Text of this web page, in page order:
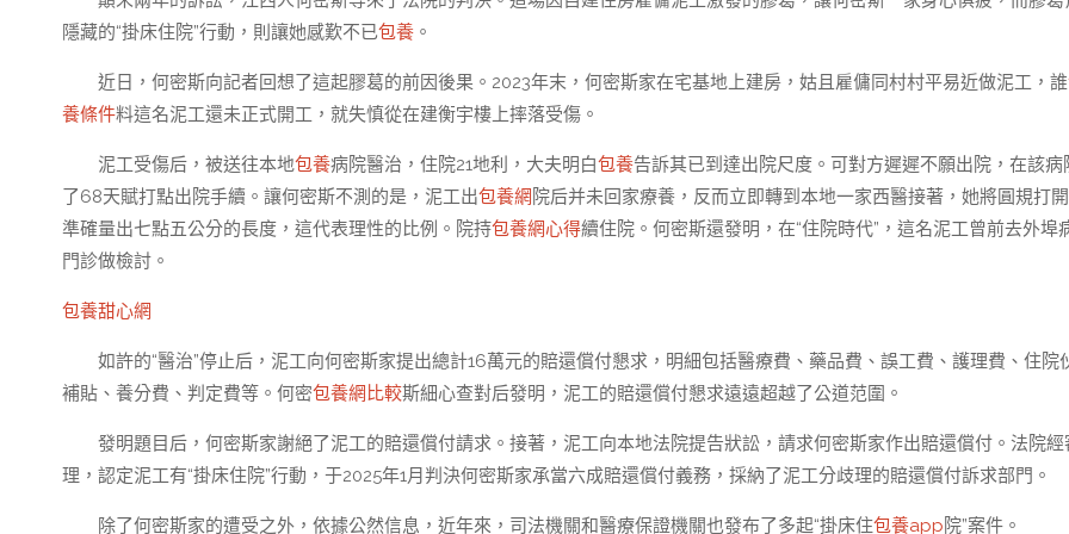
隱藏的“掛床住院”行動，則讓她感歎不已包養 。
近日，何密斯向記者回想了這起膠葛的前因後果。2023年末，何密斯家在宅基地上建房，姑且雇傭同村村平易近做泥工，誰
養條件料這名泥工還未正式開工，就失慎從在建衡宇樓上摔落受傷。
泥工受傷后，被送往本地包養病院醫治，住院21地利，大夫明白包養告訴其已到達出院尺度。可對方遲遲不願出院，在該病
了68天賦打點出院手續。讓何密斯不測的是，泥工出包養網 院后并未回家療養，反而立即轉到本地一家西醫接著，她將圓規打開
準確量出七點五公分的長度，這代表理性的比例。院持包養網心得續住院。何密斯還發明，在“住院時代”，這名泥工曾前去外埠
門診做檢討。
包養甜心網
如許的“醫治”停止后，泥工向何密斯家提出總計16萬元的賠還償付懇求，明細包括醫療費、藥品費、誤工費、護理費、住院
補貼、養分費、判定費等。何密包養網比較斯細心查對后發明，泥工的賠還償付懇求遠遠超越了公道范圍。
發明題目后，何密斯家謝絕了泥工的賠還償付請求。接著，泥工向本地法院提告狀訟，請求何密斯家作出賠還償付。法院經
理，認定泥工有“掛床住院”行動，于2025年1月判決何密斯家承當六成賠還償付義務，採納了泥工分歧理的賠還償付訴求部門。
除了何密斯家的遭受之外，依據公然信息，近年來，司法機關和醫療保證機關也發布了多起“掛床住包養app院”案件。